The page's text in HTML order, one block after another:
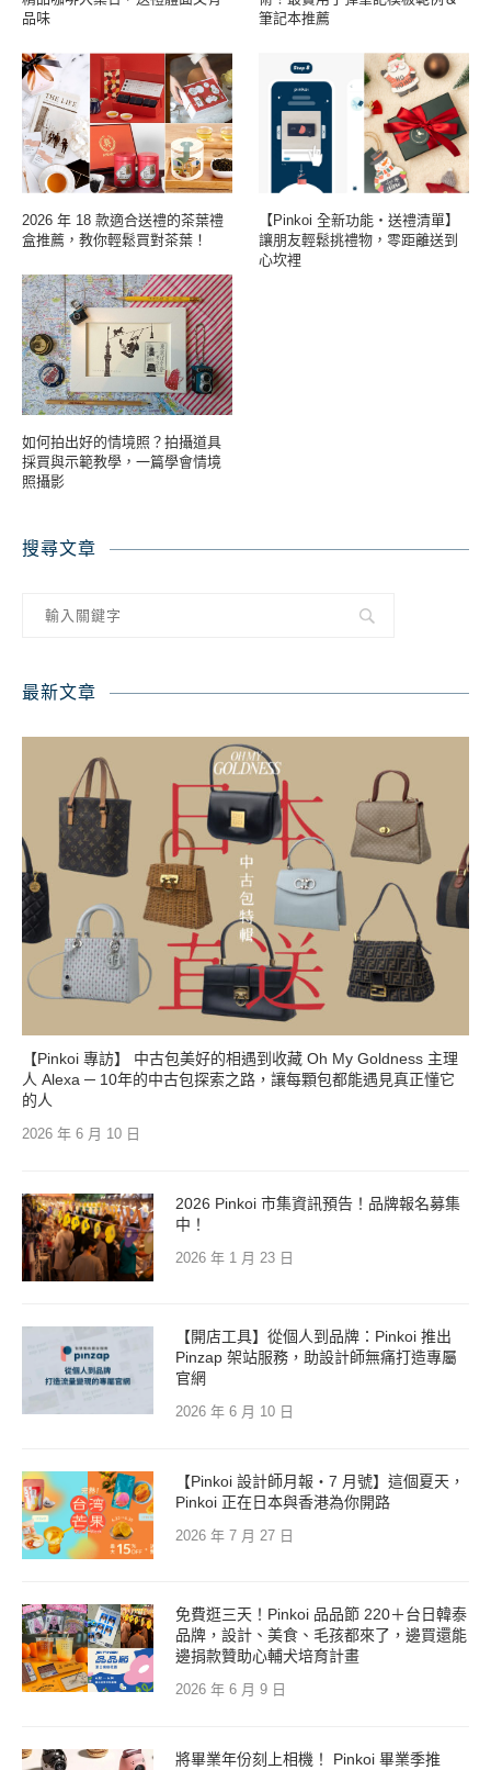
品味
筆記本推薦
2026 年 18 款適合送禮的茶葉禮
盒推薦，教你輕鬆買對茶葉！
【Pinkoi 全新功能・送禮清單】
讓朋友輕鬆挑禮物，零距離送到
心坎裡
如何拍出好的情境照？拍攝道具
採買與示範教學，一篇學會情境
照攝影
搜尋文章
最新文章
【Pinkoi 專訪】 中古包美好的相遇到收藏 Oh My Goldness 主理
人 Alexa ─ 10年的中古包探索之路，讓每顆包都能遇見真正懂它
的人
2026 年 6 月 10 日
2026 Pinkoi 市集資訊預告！品牌報名募集
中！
2026 年 1 月 23 日
【開店工具】從個人到品牌：Pinkoi 推出
Pinzap 架站服務，助設計師無痛打造專屬
官網
2026 年 6 月 10 日
【Pinkoi 設計師月報・7 月號】這個夏天，
Pinkoi 正在日本與香港為你開路
2026 年 7 月 27 日
免費逛三天！Pinkoi 品品節 220＋台日韓泰
品牌，設計、美食、毛孩都來了，邊買還能
邊捐款贊助心輔犬培育計畫
2026 年 6 月 9 日
將畢業年份刻上相機！ Pinkoi 畢業季推